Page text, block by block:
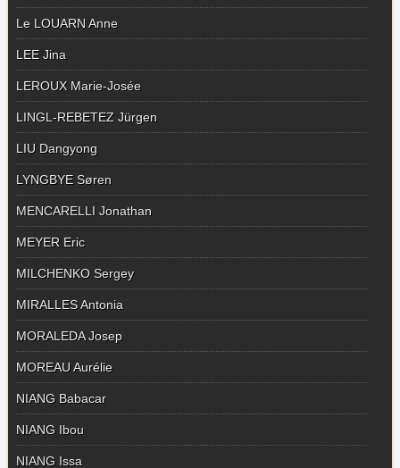
Le LOUARN Anne
LEE Jina
LEROUX Marie-Josée
LINGL-REBETEZ Jürgen
LIU Dangyong
LYNGBYE Søren
MENCARELLI Jonathan
MEYER Eric
MILCHENKO Sergey
MIRALLES Antonia
MORALEDA Josep
MOREAU Aurélie
NIANG Babacar
NIANG Ibou
NIANG Issa